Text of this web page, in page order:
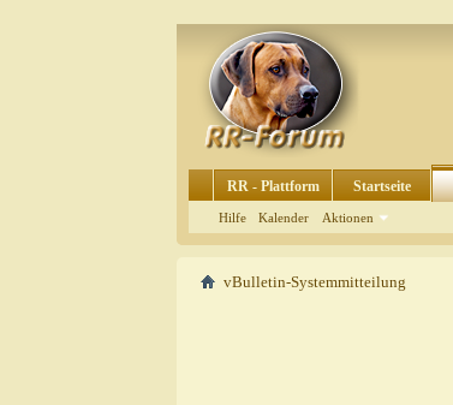
RR - Plattform Startseite
Hilfe Kalender Aktionen
vBulletin-Systemmitteilung